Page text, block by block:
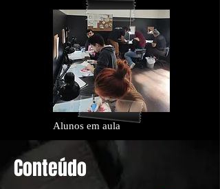
Alunos em aula
Conteúdo